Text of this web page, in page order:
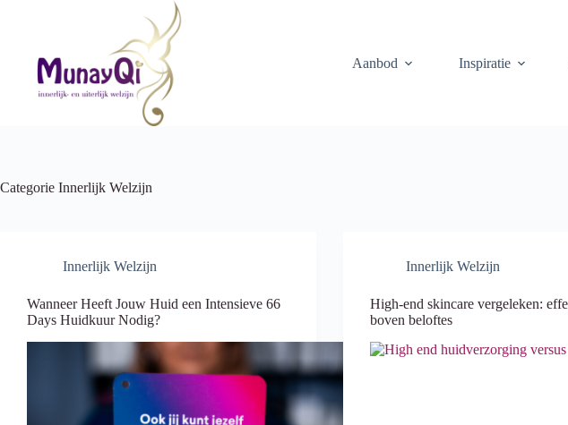
Aanbod Inspiratie
Categorie Innerlijk Welzijn
Innerlijk Welzijn
Wanneer Heeft Jouw Huid een Intensieve 66
Days Huidkuur Nodig?
Innerlijk Welzijn
High-end skincare vergeleken:
boven beloftes